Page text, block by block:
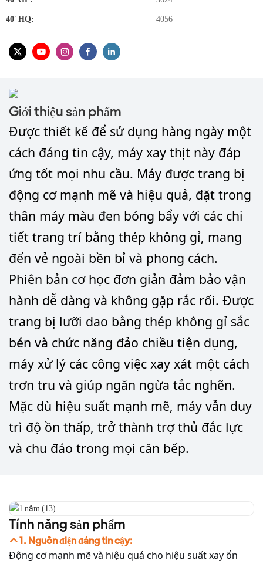
40′ HQ: 4056
Giới thiệu sản phẩm
Được thiết kế để sử dụng hàng ngày một
cách đáng tin cậy, máy xay thịt này đáp
ứng tốt mọi nhu cầu. Máy được trang bị
động cơ mạnh mẽ và hiệu quả, đặt trong
thân máy màu đen bóng bẩy với các chi
tiết trang trí bằng thép không gỉ, mang
đến vẻ ngoài bền bỉ và phong cách.
Phiên bản cơ học đơn giản đảm bảo vận
hành dễ dàng và không gặp rắc rối. Được
trang bị lưỡi dao bằng thép không gỉ sắc
bén và chức năng đảo chiều tiện dụng,
máy xử lý các công việc xay xát một cách
trơn tru và giúp ngăn ngừa tắc nghẽn.
Mặc dù hiệu suất mạnh mẽ, máy vẫn duy
trì độ ồn thấp, trở thành trợ thủ đắc lực
và chu đáo trong mọi căn bếp.
Tính năng sản phẩm
1. Nguồn điện đáng tin cậy:
Động cơ mạnh mẽ và hiệu quả cho hiệu suất xay ổn